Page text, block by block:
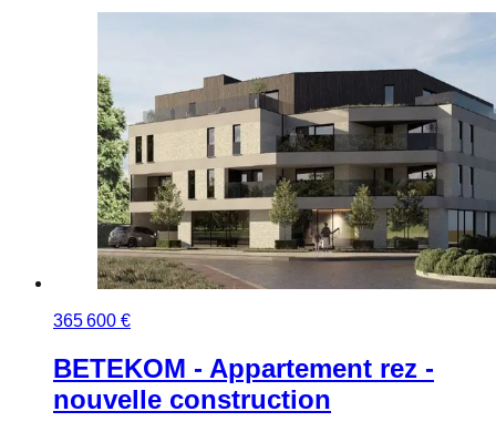
365 600 €
BETEKOM - Appartement rez -
nouvelle construction